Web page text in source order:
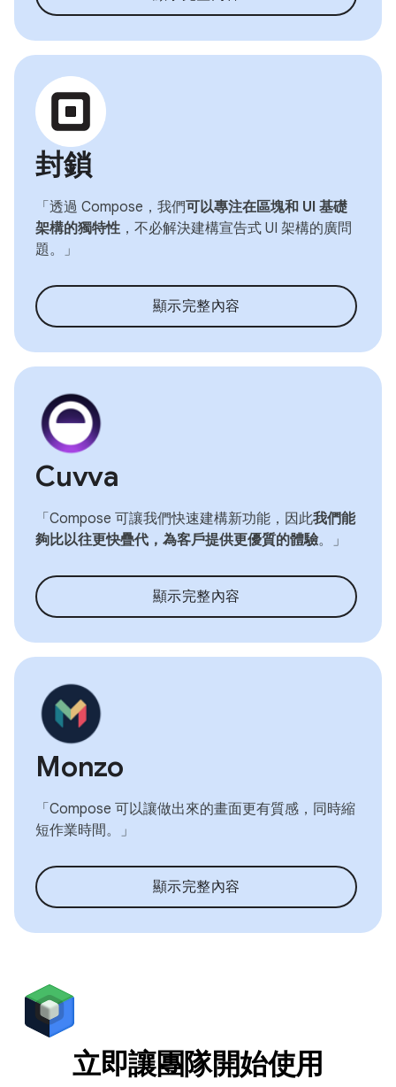
封鎖
「透過 Compose，我們可以專注在區塊和 UI 基礎
架構的獨特性 ，不必解決建構宣告式 UI 架構的廣問
題。」
顯示完整內容
Cuvva
「Compose 可讓我們快速建構新功能，因此我們能
夠比以往更快疊代，為客戶提供更優質的體驗。」
顯示完整內容
Monzo
「Compose 可以讓做出來的畫面更有質感，同時縮
短作業時間。」
顯示完整內容
立即讓團隊開始使用